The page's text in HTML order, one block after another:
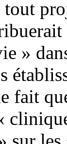
tout
»
fait